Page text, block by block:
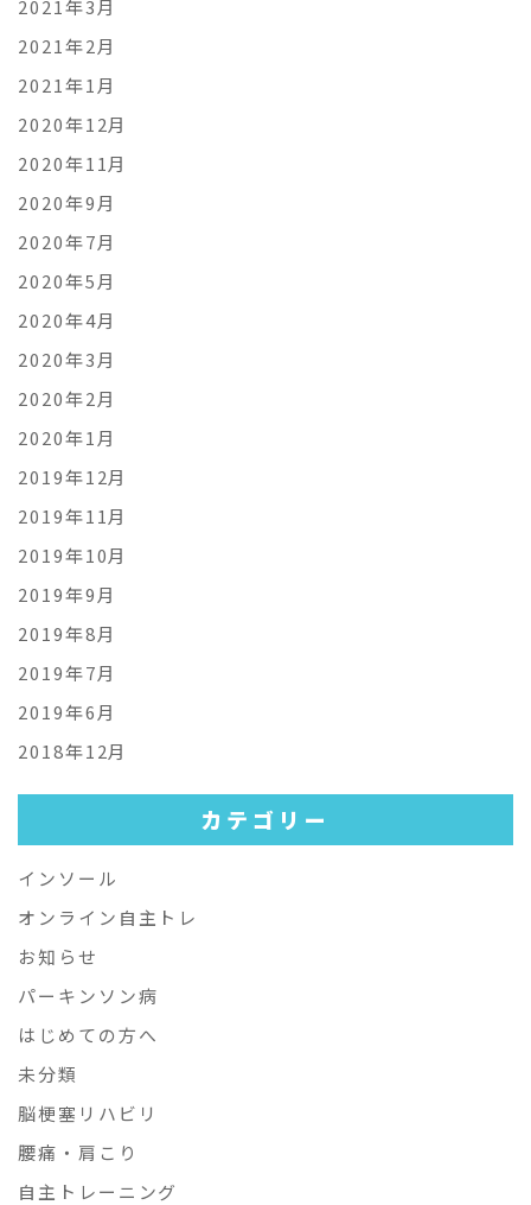
2021年3月
2021年2月
2021年1月
2020年12月
2020年11月
2020年9月
2020年7月
2020年5月
2020年4月
2020年3月
2020年2月
2020年1月
2019年12月
2019年11月
2019年10月
2019年9月
2019年8月
2019年7月
2019年6月
2018年12月
カテゴリー
インソール
オンライン自主トレ
お知らせ
パーキンソン病
はじめての方へ
未分類
脳梗塞リハビリ
腰痛・肩こり
自主トレーニング